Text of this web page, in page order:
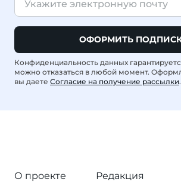
ОФОРМИТЬ
Конфиденциальность данных
можно отказаться в любой момент.
вы даете Согласие на получение рассылки.
О проекте
Редакция